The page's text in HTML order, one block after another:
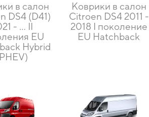
в салон
DS4 (D41)
- ... II
EU
Hybrid
Коврики в салон
Citroen DS4 2011 -
2018 I поколение
EU Hatchback